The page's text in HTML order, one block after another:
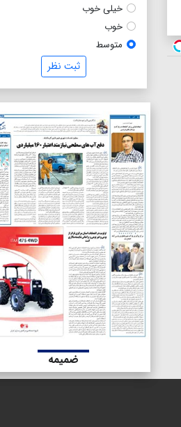
خیلی خوب
خوب
متوسط
ثبت نظر
ضمیمه